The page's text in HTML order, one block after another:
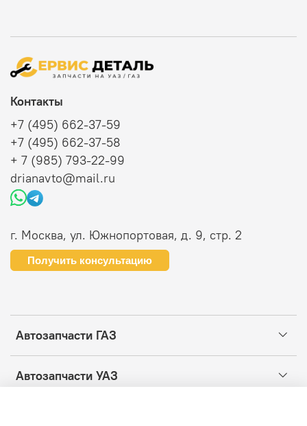
Автозапчасти ГАЗ
Автозапчасти УАЗ
Контакты
+7 (495) 662-37-59
+7 (495) 662-37-58
+ 7 (985) 793-22-99
drianavto@mail.ru
г. Москва, ул. Южнопортовая, д. 9, стр. 2
Получить консультацию